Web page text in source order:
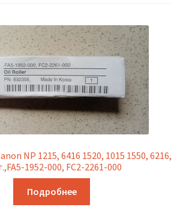
NP 1215, 6416 1520, 1015 1550, 6216,
1952-000, FC2-2261-000
Подробнее